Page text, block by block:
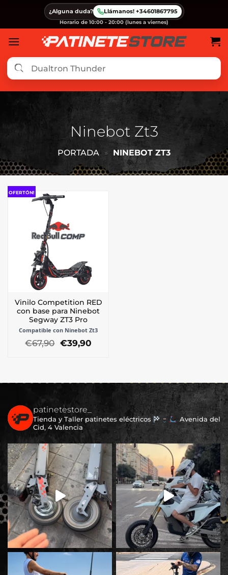
contenido
¿Alguna duda? Llámanos! +34601867795
Horario de 10:00 - 20:00 (lunes a viernes)
Ninebot Zt3
PORTADA » NINEBOT ZT3
OFERTÓN!
Vinilo Competition RED
con base para Ninebot
Segway ZT3 Pro
Compatible con Ninebot Zt3
€67,90 El
precio
€39,90El
patinetestore_
Tienda y Taller patinetes eléctricos
Avenida del
Cid, 4 Valencia